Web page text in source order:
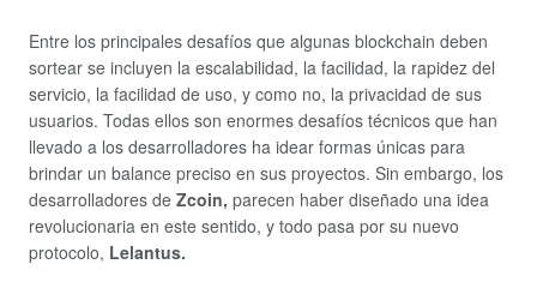
Entre los principales desafíos que algunas blockchain deben
sortear se incluyen la escalabilidad, la facilidad, la rapidez del
servicio, la facilidad de uso, y como no, la privacidad de sus
usuarios. Todas ellos son enormes desafíos técnicos que han
llevado a los desarrolladores ha idear formas únicas para
brindar un balance preciso en sus proyectos. Sin embargo, los
desarrolladores de Zcoin, parecen haber diseñado una idea
revolucionaria en este sentido, y todo pasa por su nuevo
protocolo, Lelantus.